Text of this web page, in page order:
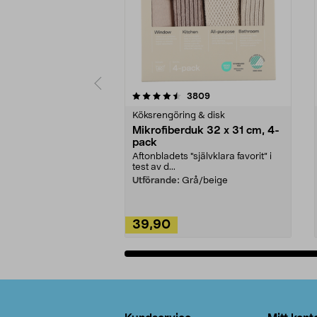
3809recensioner
Köksrengöring & disk
Mikrofiberduk 32 x 31 cm, 4-
pack
Aftonbladets "självklara favorit” i
test av d...
Utförande: Grå/beige
39,90
4.0av 5 stjärnor